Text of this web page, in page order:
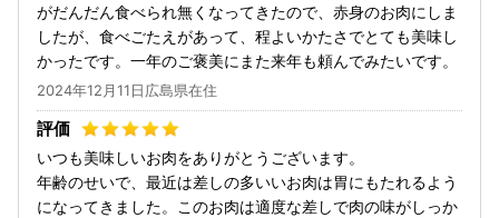
がだんだん食べられ無くなってきたので、赤身のお肉にしま
したが、食べごたえがあって、程よいかたさでとても美味し
かったです。一年のご褒美にまた来年も頼んでみたいです。
2024年12月11日広島県在住
いつも美味しいお肉をありがとうございます。
年齢のせいで、最近は差しの多いいお肉は胃にもたれるよう
になってきました。このお肉は適度な差しで肉の味がしっか